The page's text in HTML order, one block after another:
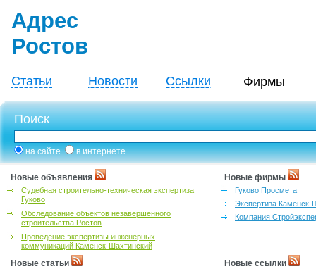
Адрес
Ростов
Статьи Новости Ссылки Фирмы
Поиск
на сайте в интернете
Новые объявления
Судебная строительно-техническая экспертиза
Гуково
Обследование объектов незавершенного
строительства Ростов
Проведение экспертизы инженерных
коммуникаций Каменск-Шахтинский
Новые фирмы
Гуково Просмета
Экспертиза Каменск-
Компания
Новые статьи Новые ссылки